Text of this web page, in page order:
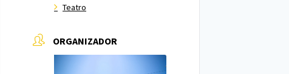
Teatro
ORGANIZADOR